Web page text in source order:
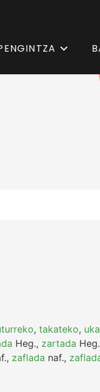
, takateko,
Heg., zartada Heg.
, zaflada naf.,